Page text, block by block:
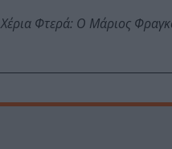
Χέρια Φτερά: Ο Μάριος